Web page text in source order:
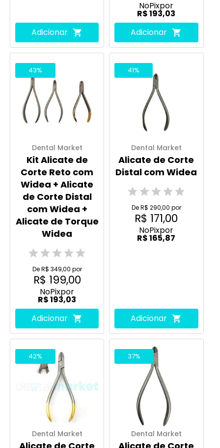
Adicionar
NoPixpor
R$ 193,03
Adicionar
43%
Dental Market
Kit Alicate de
Corte Reto com
Widea + Alicate
de Corte Distal
com Widea +
Alicate de Torque
Widea
De R$ 349,00 por
R$ 199,00
NoPixpor
R$ 193,03
Adicionar
41%
Dental Market
Alicate de Corte
Distal com Widea
De R$ 290,00 por
R$ 171,00
NoPixpor
R$ 165,87
Adicionar
42%
Dental Market
37%
Dental Market